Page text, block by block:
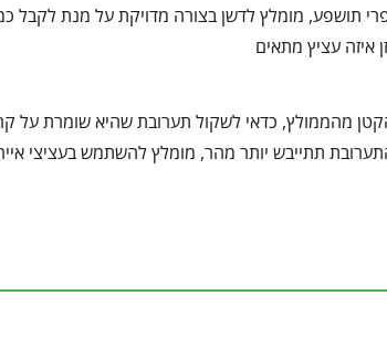
תושפע, מומלץ לדשן בצורה מדויקת על מנת לקבל
איזה עציץ מתאים
מהממולץ, כדאי לשקול תערובת שהיא שומרת על
תתייבש יותר מהר, מומלץ להשתמש בעציצי